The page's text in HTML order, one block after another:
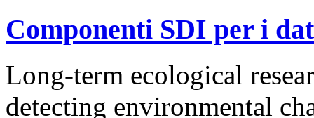
Componenti SDI per i
Long-term ecological
detecting environmental